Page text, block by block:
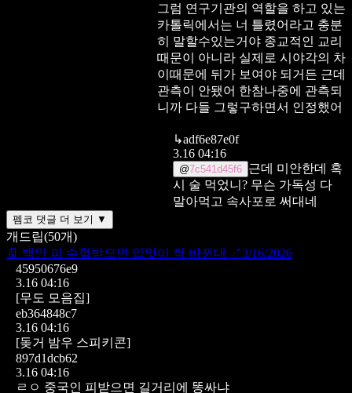
그럼 연구기관의 역할을 하고 있는
카톨릭에서는 너 틀렸어라고 충분
히 말할수있는거야 종교적인 교리
때문이 아니라 실제로 시야각의 차
이때문에 뒤가 보여야 되거든 근데
관측이 안됐어 한참나중에 관측되
니까 다들 그렇구하면서 인정했어
↳adf6e87e0f
3.16 04:16
@7c541d45f6 근데 미안한데 혹
시 술 먹었니? 무슨 가독성 다
말아먹고 속사포로 써대네
펨코 댓글 더 보기 ▼
개드립(50개)
📄 백인 피 수혈받으면 입맛이 싹 바뀐대 ↗3/16/2026
45950676e9
3.16 04:16
[무도 모음집]
eb364848c7
3.16 04:16
[돚거 밤우 스피키콘]
897d1dcb62
3.16 04:16
ㄹㅇ 중국인 피받으면 길거리에 똥싸냐